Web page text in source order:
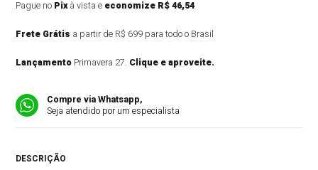
Pague no Pixà vista e economize R$ 46,54
Frete Grátis a partir de R$ 699 para todo o Brasil
Lançamento Primavera 27. Clique e aproveite.
Compre via Whatsapp,
Seja atendido por um especialista